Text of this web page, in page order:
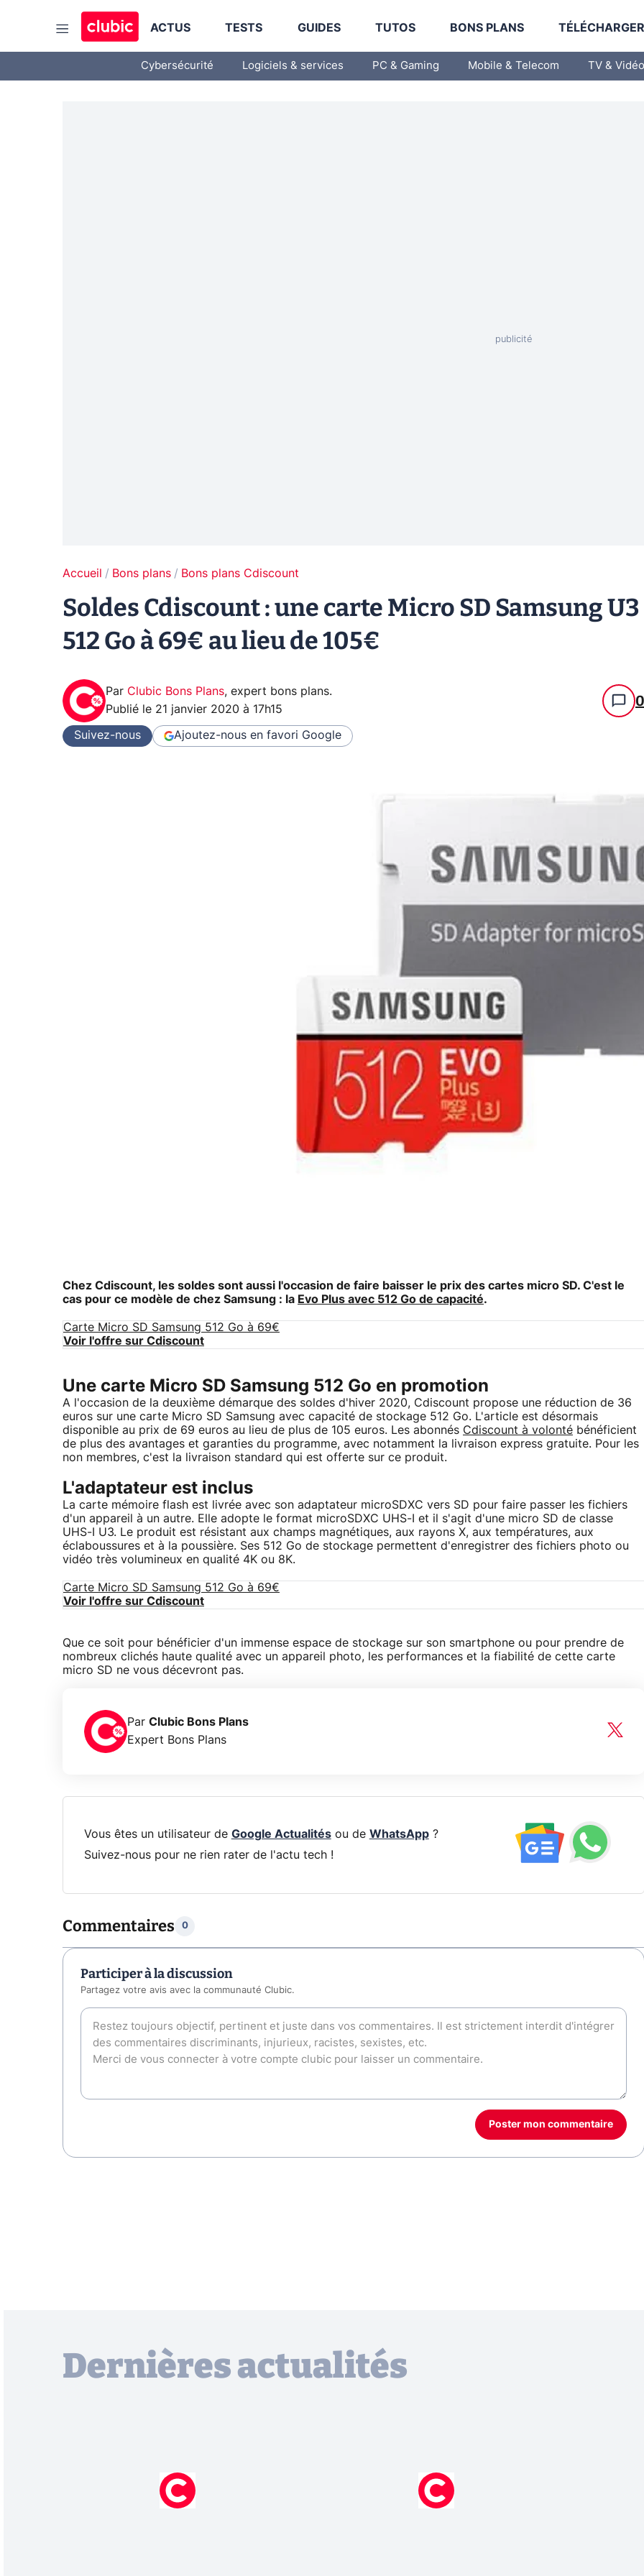
ACTUS TESTS GUIDES TUTOS BONS PLANS
Cybersécurité Logiciels & services PC & Gaming Mobile & Telecom TV & Vidéo
Accueil Bons plans Bons plans Cdiscount
Soldes Cdiscount : une carte Micro SD Samsung U3
512 Go à 69€ au lieu de 105€
Par Clubic Bons Plans, expert bons plans.
Publié le 21 janvier 2020 à 17h15 0
Suivez-nous Ajoutez-nous en favori Google
Chez Cdiscount, les soldes sont aussi l'occasion de faire baisser le prix des cartes micro SD. C'est le
cas pour ce modèle de chez Samsung : la Evo Plus avec 512 Go de capacité.
Carte Micro SD Samsung 512 Go à 69€
Voir l'offre sur Cdiscount
Une carte Micro SD Samsung 512 Go en promotion
A l'occasion de la deuxième démarque des soldes d'hiver 2020, Cdiscount propose une réduction de 36
euros sur une carte Micro SD Samsung avec capacité de stockage 512 Go. L'article est désormais
disponible au prix de 69 euros au lieu de plus de 105 euros. Les abonnés Cdiscount à volonté bénéficient
de plus des avantages et garanties du programme, avec notamment la livraison express gratuite. Pour les
non membres, c'est la livraison standard qui est offerte sur ce produit.
L'adaptateur est inclus
La carte mémoire flash est livrée avec son adaptateur microSDXC vers SD pour faire passer les fichiers
d'un appareil à un autre. Elle adopte le format microSDXC UHS-I et il s'agit d'une micro SD de classe
UHS-I U3. Le produit est résistant aux champs magnétiques, aux rayons X, aux températures, aux
éclaboussures et à la poussière. Ses 512 Go de stockage permettent d'enregistrer des fichiers photo ou
vidéo très volumineux en qualité 4K ou 8K.
Carte Micro SD Samsung 512 Go à 69€
Voir l'offre sur Cdiscount
Que ce soit pour bénéficier d'un immense espace de stockage sur son smartphone ou pour prendre de
nombreux clichés haute qualité avec un appareil photo, les performances et la fiabilité de cette carte
micro SD ne vous décevront pas.
Par Clubic Bons Plans
Expert Bons Plans
Vous êtes un utilisateur de Google Actualitésou de WhatsApp?
Suivez-nous pour ne rien rater de l'actu tech !
Commentaires 0
Participer à la discussion
Partagez votre avis avec la communauté Clubic.
Poster mon commentaire
Dernières actualités